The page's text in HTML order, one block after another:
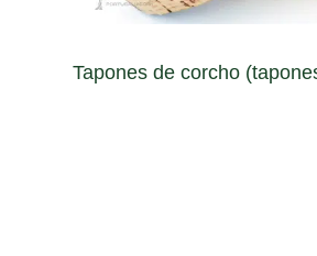
Tapones de corcho